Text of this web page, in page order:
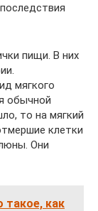
пищи. В них
мягкого
обычной
то на мягкий
клетки
Они
такое, как